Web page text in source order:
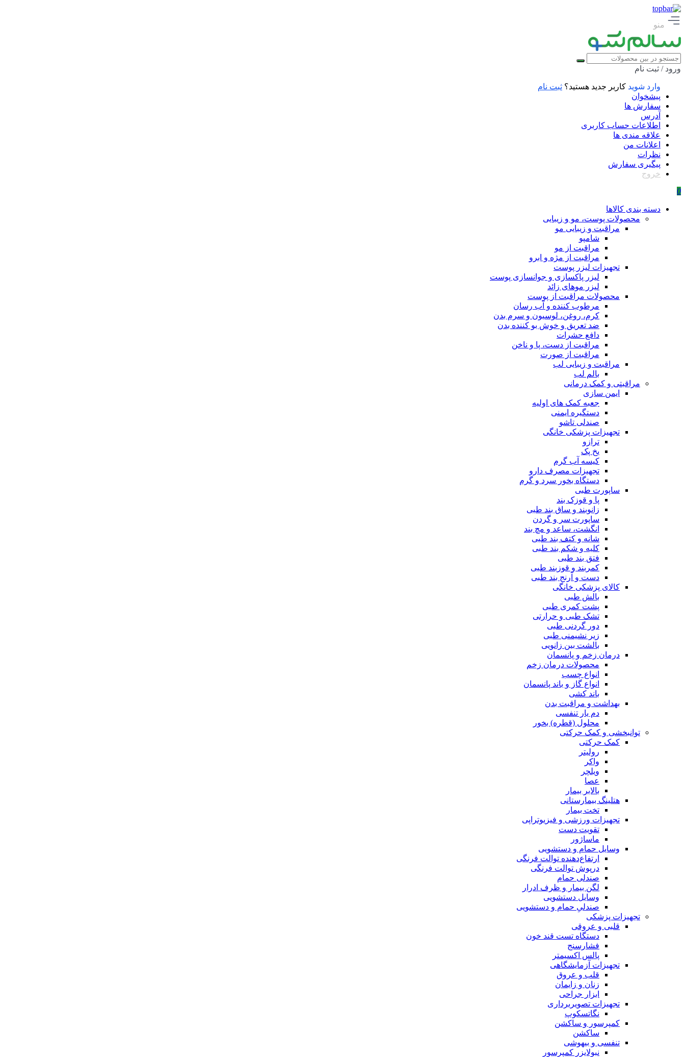
منو
ورود / ثبت نام
وارد شوید کاربر جدید هستید؟ ثبت نام
پیشخوان
سفارش ها
آدرس
اطلاعات حساب كاربری
علاقه مندی ها
اعلانات من
نظرات
پیگیری سفارش
خروج
0
دسته بندی کالاها
محصولات پوست، مو و زیبایی
مراقبت و زیبایی مو
شامپو
مراقبت از مو
مراقبت از مژه و ابرو
تجهیزات لیزر پوست
لیزر پاکسازی و جوانسازی پوست
لیزر موهای زائد
محصولات مراقبت از پوست
مرطوب کننده و آب رسان
کرم، روغن، لوسیون و سرم بدن
ضد تعریق و خوش بو کننده بدن
دافع حشرات
مراقبت از دست، پا و ناخن
مراقبت از صورت
مراقبت و زیبایی لب
بالم لب
مراقبتی و کمک درمانی
ایمن سازی
جعبه کمک های اولیه
دستگیره ایمنی
صندلی تاشو
تجهیزات پزشکی خانگی
ترازو
یخ پک
کیسه آب گرم
تجهیزات مصرف دارو
دستگاه بخور سرد و گرم
ساپورت طبی
پا و قوزک بند
زانوبند و ساق بند طبی
ساپورت سر و گردن
انگشت، ساعد و مچ بند
شانه و کتف بند طبی
کلیه و شکم بند طبی
فتق بند طبی
کمربند و قوزبند طبی
دست و آرنج بند طبی
کالای پزشکی خانگی
بالش طبی
پشت کمری طبی
تشک طبی و حرارتی
دور گردنی طبی
زیر نشیمنی طبی
بالشت بین زانویی
درمان زخم و پانسمان
محصولات درمان زخم
انواع چسب
انواع گاز و باند پانسمان
باند کشی
بهداشت و مراقبت بدن
دم یار تنفسی
محلول (قطره) بخور
توانبخشی و کمک حرکتی
کمک حرکتی
رولیتر
واکر
ویلچر
عصا
بالابر بیمار
هتلینگ بیمارستانی
تخت‌ بیمار
تجهیزات ورزشی و فیزیوتراپی
تقویت دست
ماساژور
وسایل حمام و دستشویی
ارتفاع‌دهنده توالت فرنگی
درپوش توالت فرنگی
صندلی حمام
لگن بیمار و ظرف ادرار
وسایل دستشویی
صندلیِ حمام و دستشویی
تجهیزات پزشکی
قلبی و عروقی
دستگاه تست قند خون
فشارسنج
پالس اکسیمتر
تجهیزات آزمایشگاهی
قلب و عروق
زنان و زایمان
ابزار جراحی
تجهیزات تصویربرداری
نگاتسکوپ
کمپرسور و ساکشن
ساکشن
تنفسی و بیهوشی
نبولایزر کمپرسور